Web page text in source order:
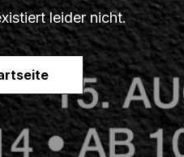
leider nicht.